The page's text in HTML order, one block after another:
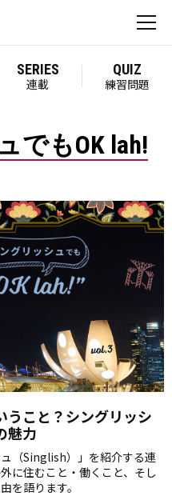
SERIES
連載
QUIZ
練習問題
でもOK lah!
うこと？シングリッシ
魅力
（Singlish）」を紹介する連
に住むこと・働くこと、そし
を語ります。